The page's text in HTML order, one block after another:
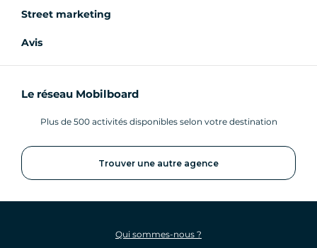
Street marketing
Avis
Le réseau Mobilboard
Plus de 500 activités disponibles selon votre destination
Trouver une autre agence
Qui sommes-nous ?